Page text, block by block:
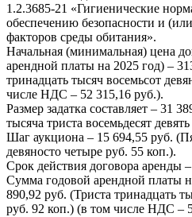
1.2.3685-21 «Гигиенические
обеспечению безопасности и
факторов среды обитания».
Начальная (минимальная) цена
арендной платы на 2025 год) –
тринадцать тысяч восемьсот
числе НДС – 52 315,16 руб.).
Размер задатка составляет – 31
тысяча триста восемьдесят
Шаг аукциона – 15 694,55 руб.
девяносто четыре руб. 55 коп.).
Срок действия договора аренды –
Сумма годовой арендной платы
890,92 руб. (Триста тринадцать
руб. 92 коп.) (в том числе НДС –